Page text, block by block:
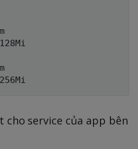
128Mi
service của app bên